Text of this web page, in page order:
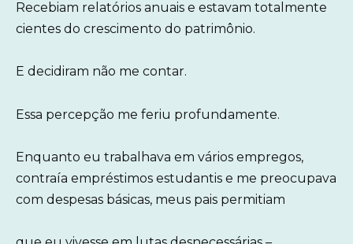
Recebiam relatórios anuais e estavam totalmente
cientes do crescimento do patrimônio.
E decidiram não me contar.
Essa percepção me feriu profundamente.
Enquanto eu trabalhava em vários empregos,
contraía empréstimos estudantis e me preocupava
com despesas básicas, meus pais permitiam